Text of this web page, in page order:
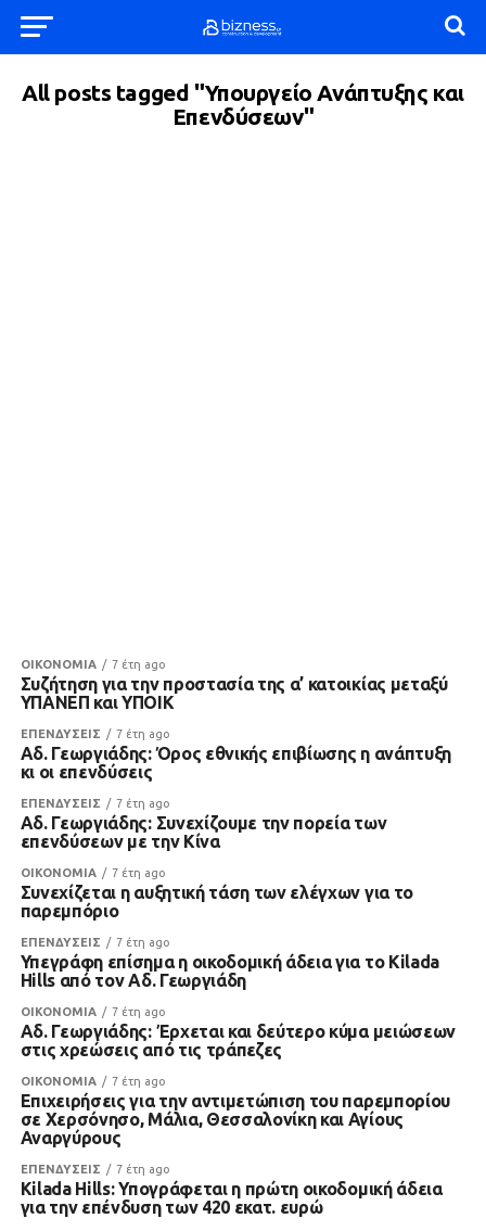
All posts tagged "Υπουργείο Ανάπτυξης και
Επενδύσεων"
ΟΙΚΟΝΟΜΙΑ 7 έτη ago
Συζήτηση για την προστασία της α’ κατοικίας μεταξύ
ΥΠΑΝΕΠ και ΥΠΟΙΚ
ΕΠΕΝΔΥΣΕΙΣ 7 έτη ago
Αδ. Γεωργιάδης: Όρος εθνικής επιβίωσης η ανάπτυξη
κι οι επενδύσεις
ΕΠΕΝΔΥΣΕΙΣ 7 έτη ago
Αδ. Γεωργιάδης: Συνεχίζουμε την πορεία των
επενδύσεων με την Κίνα
ΟΙΚΟΝΟΜΙΑ 7 έτη ago
Συνεχίζεται η αυξητική τάση των ελέγχων για το
παρεμπόριο
ΕΠΕΝΔΥΣΕΙΣ 7 έτη ago
Υπεγράφη επίσημα η οικοδομική άδεια για το Kilada
Hills από τον Αδ. Γεωργιάδη
ΟΙΚΟΝΟΜΙΑ 7 έτη ago
Αδ. Γεωργιάδης: Έρχεται και δεύτερο κύμα μειώσεων
στις χρεώσεις από τις τράπεζες
ΟΙΚΟΝΟΜΙΑ 7 έτη ago
Επιχειρήσεις για την αντιμετώπιση του παρεμπορίου
σε Χερσόνησο, Μάλια, Θεσσαλονίκη και Αγίους
Αναργύρους
ΕΠΕΝΔΥΣΕΙΣ 7 έτη ago
Kilada Hills: Υπογράφεται η πρώτη οικοδομική άδεια
για την επένδυση των 420 εκατ. ευρώ